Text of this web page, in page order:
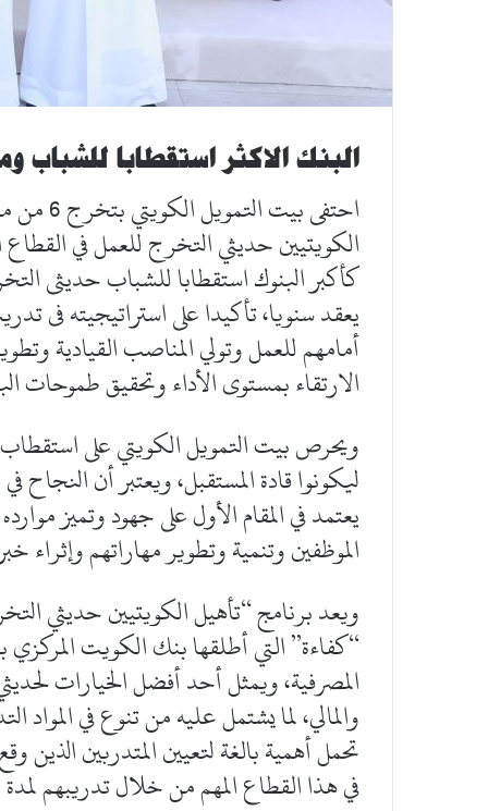
البنك الاكثر استقطابا
احتفى
كأكبر البنوك استقطابا للشباب حديثى
يعقد سنويا، تأكيدا على استراتيجيته فى
أمامهم للعمل وتولي المناصب القيادية
الارتقاء بمستوى الأداء وتحقيق طموحات
ويحرص بيت التمويل الكويتي على
ليكونوا قادة المستقبل، ويعتبر أن النجاح
يعتمد في المقام الأول على جهود وتميز
الموظفين وتنمية وتطوير مهاراتهم وإثراء
ويعد برنامج “تأهيل الكويتيين حديثي
“كفاءة” التي أطلقها بنك الكويت المركزي
المصرفية، ويمثل أحد أفضل الخيارات
والمالي، لما يشتمل عليه من تنوع في المواد
تحمل أهمية بالغة لتعيين المتدربين الذين
في هذا القطاع المهم من خلال تدريبهم